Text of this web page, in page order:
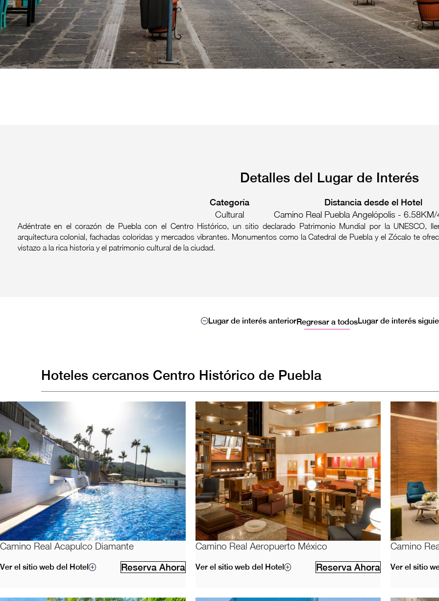
Detalles del Lugar de Interés
Categoría
Cultural
Distancia desde el Hotel
Camino Real Puebla Angelópolis -
Adéntrate en el corazón de Puebla con el Centro Histórico, un sitio declarado Patrimonio Mundial por la UNESCO,
arquitectura colonial, fachadas coloridas y mercados vibrantes. Monumentos como la Catedral de Puebla y el Zócalo te
vistazo a la rica historia y el patrimonio cultural de la ciudad.
Lugar de interés anteriorRegresar a todosLugar de interés
Hoteles cercanos Centro Histórico de Puebla
Camino Real Acapulco Diamante
Ver el sitio web del Hotel Reserva Ahora
Camino Real Aeropuerto México
Ver el sitio web del Hotel Reserva Ahora
Camino
Ver el sitio